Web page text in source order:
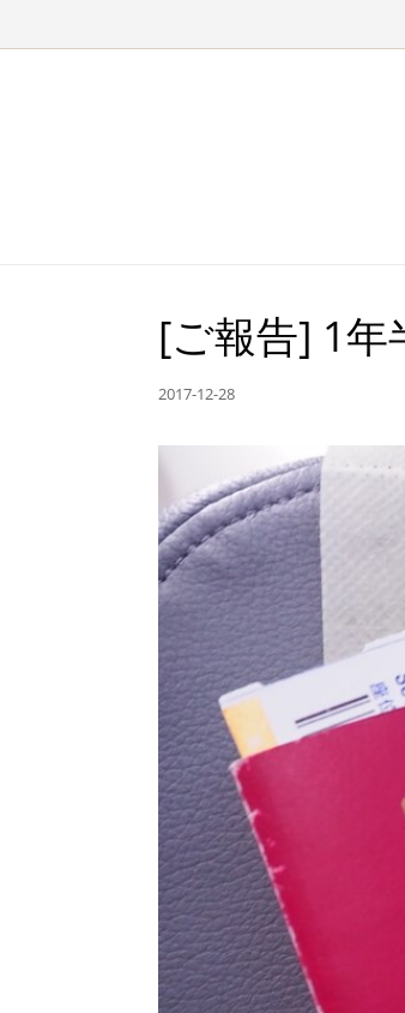
[ご報告] 1年
2017-12-28